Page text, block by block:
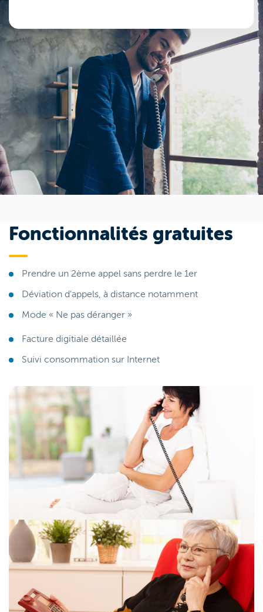
Fonctionnalités gratuites
Prendre un 2ème appel sans perdre le 1er
Déviation d'appels, à distance notamment
Mode « Ne pas déranger »
Facture digitiale détaillée
Suivi consommation sur Internet